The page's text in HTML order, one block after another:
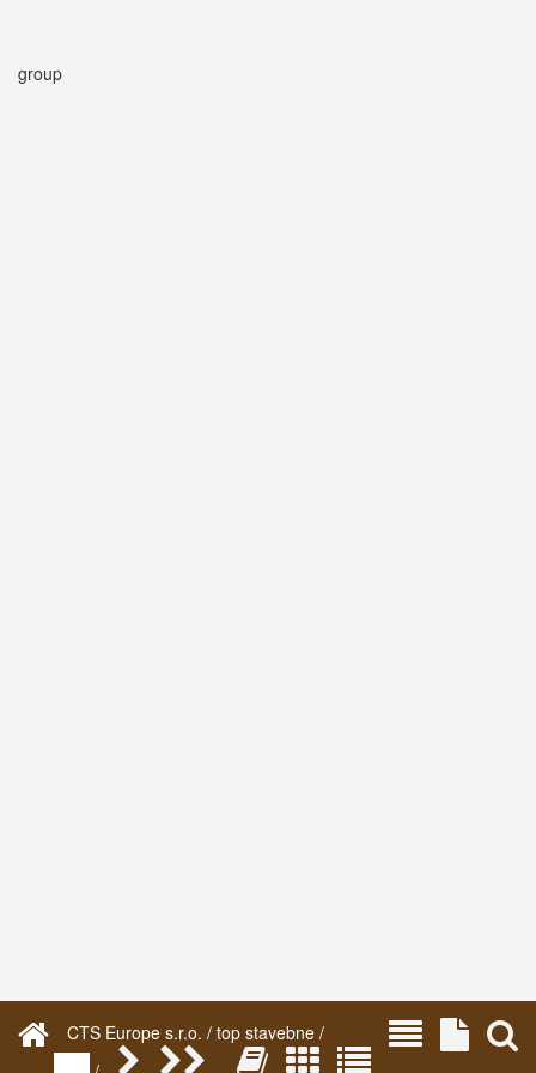
CTS Europe s.r.o. / top stavebne /
group